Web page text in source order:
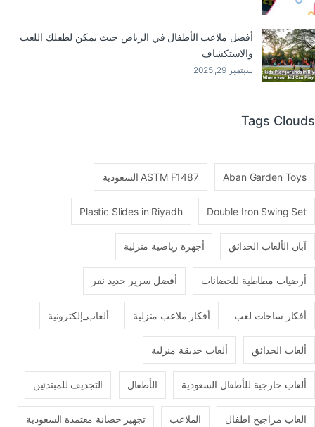
أفضل ملاعب الأطفال في الرياض حيث يمكن لطفلك اللعب
والاستكشاف
سبتمبر 29, 2025
Tags Clouds
Aban Garden Toys ASTM F1487 السعودية
Double Iron Swing Set
Plastic Slides in Riyadh
آبان الألعاب الحدائق أجهزة رياضية منزلية
أرضيات مطاطية للحضانات أفضل سرير حديد نفر
أفكار ساحات لعب أفكار ملاعب منزلية ألعاب_إلكترونية
ألعاب الحدائق ألعاب حديقة منزلية
ألعاب خارجية للأطفال السعودية الأطفال التجديف للمبتدئين
العاب مراجيح اطفال الملاعب تجهيز حضانة معتمدة السعودية